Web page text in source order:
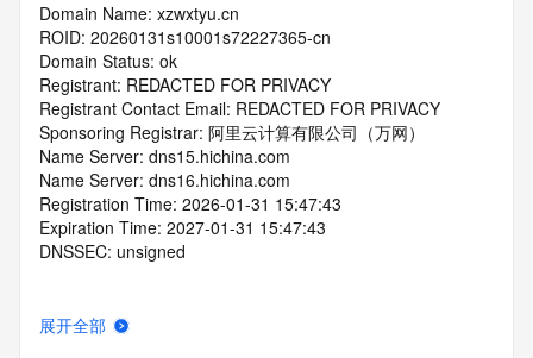
Domain Name: xzwxtyu.cn
ROID: 20260131s10001s72227365-cn
Domain Status: ok
Registrant: REDACTED FOR PRIVACY
Registrant Contact Email: REDACTED FOR PRIVACY
Sponsoring Registrar: 阿里云计算有限公司（万网）
Name Server: dns15.hichina.com
Name Server: dns16.hichina.com
Registration Time: 2026-01-31 15:47:43
Expiration Time: 2027-01-31 15:47:43
DNSSEC: unsigned
展开全部